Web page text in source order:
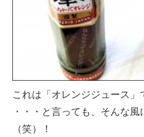
これは「オレンジジュース」
・・・と言っても、そんな
（笑）！